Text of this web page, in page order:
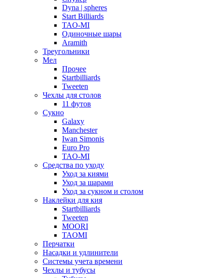
Dyna | spheres
Start Billiards
TAO-MI
Одиночные шары
Aramith
Треугольники
Мел
Прочее
Startbilliards
Tweeten
Чехлы для столов
11 футов
Сукно
Galaxy
Manchester
Iwan Simonis
Euro Pro
TAO-MI
Средства по уходу
Уход за киями
Уход за шарами
Уход за сукном и столом
Наклейки для кия
Startbilliards
Tweeten
MOORI
TAOMI
Перчатки
Насадки и удлинители
Системы учета времени
Чехлы и тубусы